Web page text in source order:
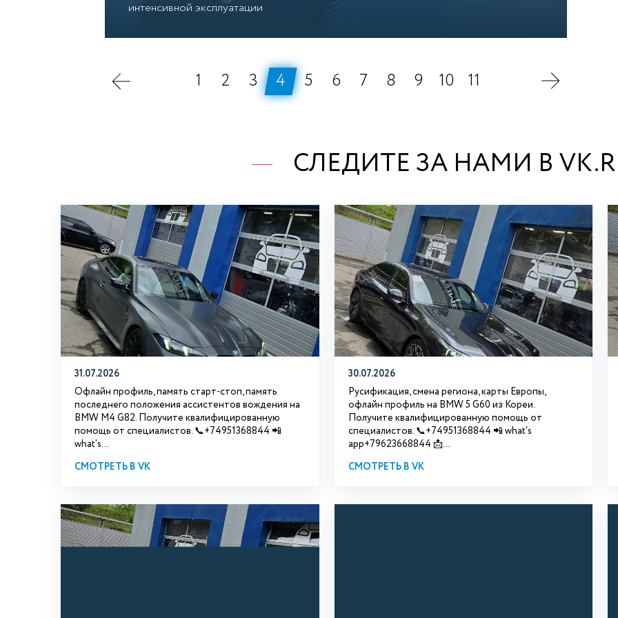
интенсивной эксплуатации
1 2 3 4 5 6 7 8 9 10 11
СЛЕДИТЕ ЗА НАМИ В
31.07.2026
Офлайн профиль, память старт-стоп, память
последнего положения ассистентов вождения на
BMW М4 G82. Получите квалифицированную
помощь от специалистов. 📞+74951368844 📲
what's...
СМОТРЕТЬ В VK
30.07.2026
Русификация, смена региона, карты Европы,
офлайн профиль на BMW 5 G60 из Кореи.
Получите квалифицированную помощь от
специалистов. 📞+74951368844 📲 what's
app+79623668844 📩...
СМОТРЕТЬ В VK